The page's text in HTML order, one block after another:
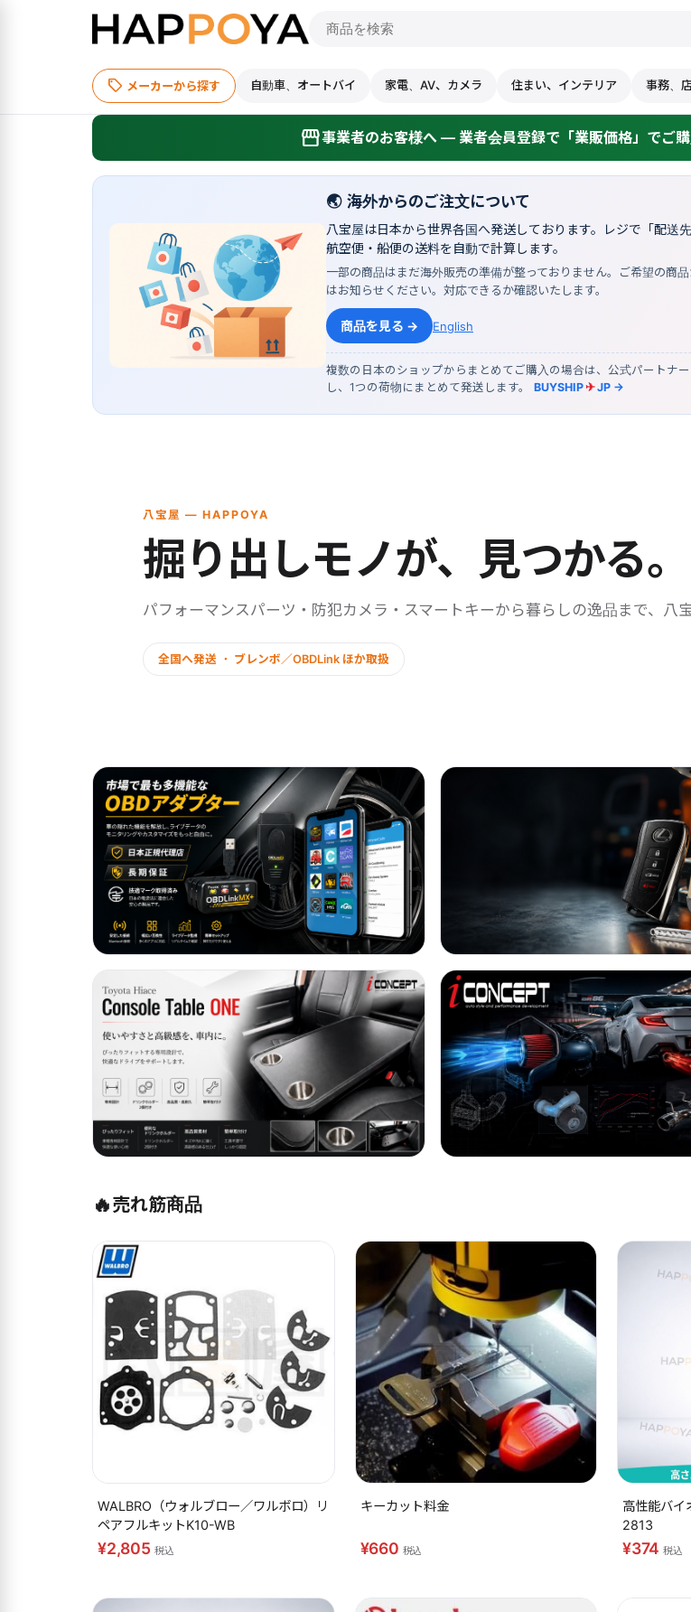
sell メーカーから探す 自動車、オートバイ 家電、AV、カメラ 住まい、インテリア 事務、
storefront事業者のお客様へ — 業者会員登録で「業販価格」でご
🌏 海外からのご注文について
八宝屋は日本から世界各国へ発送しております。レジで「配送
航空便・船便の送料を自動で計算します。
一部の商品はまだ海外販売の準備が整っておりません。ご希望の商
はお知らせください。対応できるか確認いたします。
商品を見る → English
複数の日本のショップからまとめてご購入の場合は、公式パートナ
し、1つの荷物にまとめて発送します。 BUYSHIP✈JP →
八宝屋 — HAPPOYA
掘り出しモノが、見つかる。
パフォーマンスパーツ・防犯カメラ・スマートキーから暮らしの逸品まで、八
全国へ発送 ・ ブレンボ／OBDLink ほか取扱
🔥売れ筋商品
WALBRO（ウォルブロー／ワルボロ）リ
ペアフルキットK10-WB
¥2,805 税込
キーカット料金
¥660 税込
高性能バイ
2813
¥374税込